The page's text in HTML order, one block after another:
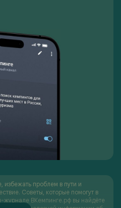
избежать проблем в пути и
Советы, которые помогут в
журнале ВКемпинге.рф вы найдёте